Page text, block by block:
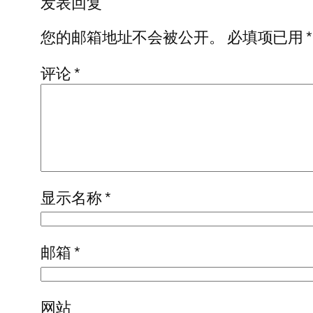
您的邮箱地址不会被公开。
必填项已用*
评论*
显示名称*
邮箱*
网站